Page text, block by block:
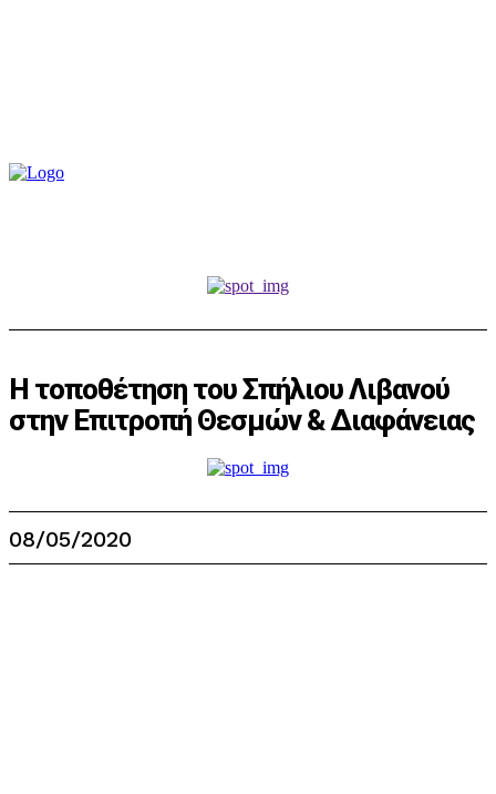
Η τοποθέτηση του Σπήλιου Λιβανού
στην Επιτροπή Θεσμών & Διαφάνειας
08/05/2020